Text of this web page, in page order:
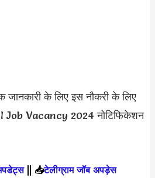
के लिए इस नौकरी के लिए
Job Vacancy 2024 नोटिफिकेशन
|| 📥टेलीग्राम जॉब अपड़ेस